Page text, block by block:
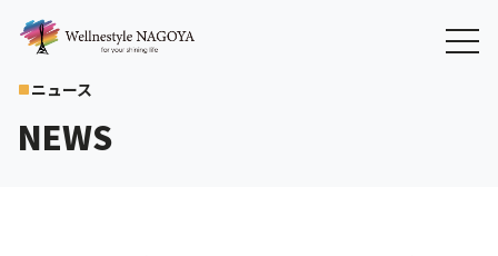
crop_square ニュース
NEWS